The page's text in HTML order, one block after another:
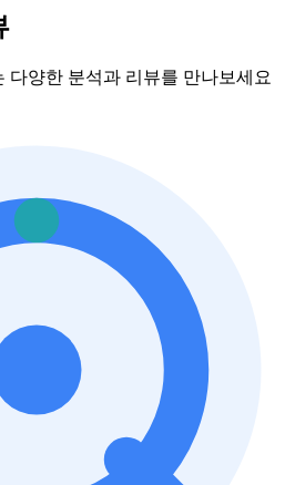
다양한 분석과 리뷰를 만나보세요